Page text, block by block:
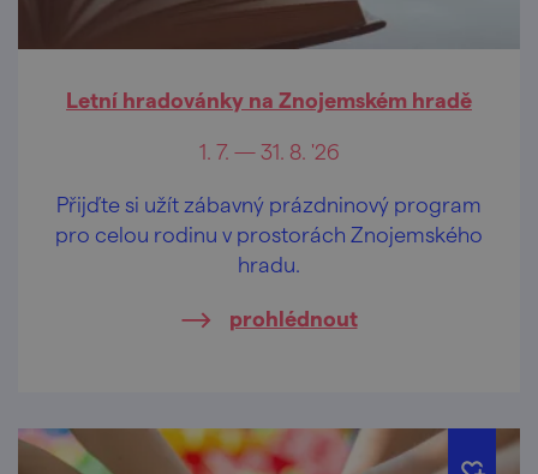
Letní hradovánky na Znojemském hradě
1. 7. — 31. 8. '26
Přijďte si užít zábavný prázdninový program
pro celou rodinu v prostorách Znojemského
hradu.
prohlédnout